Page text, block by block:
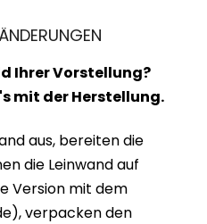
Ihrer Vorstellung?
mit der Herstellung.
aus, bereiten die
die Leinwand auf
Version mit dem
verpacken den